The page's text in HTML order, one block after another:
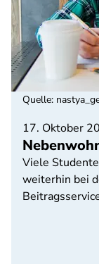
17. Oktober
Viele
weiterhin bei
Quelle: